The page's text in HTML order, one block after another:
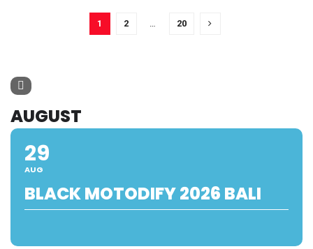
1 2 20
AUGUST
29
AUG
BLACK MOTODIFY 2026 BALI